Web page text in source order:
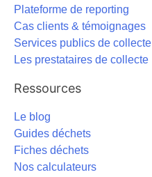
Plateforme de reporting
Cas clients & témoignages
Services publics de collecte
Les prestataires de collecte
Ressources
Le blog
Guides déchets
Fiches déchets
Nos calculateurs